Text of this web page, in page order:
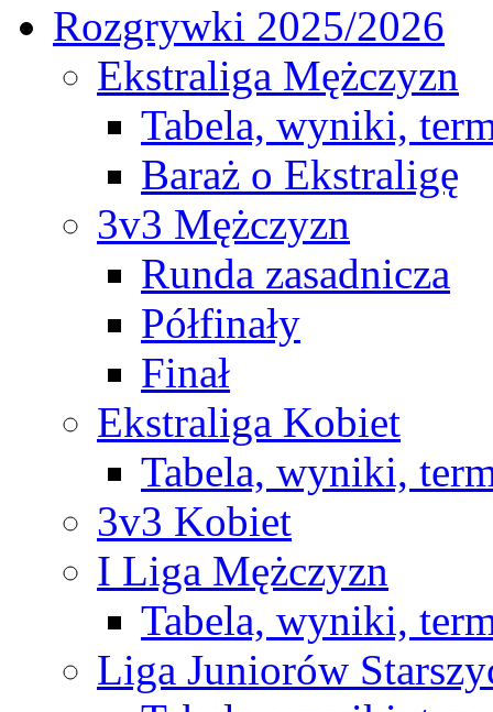
Rozgrywki 2025/2026
Ekstraliga Mężczyzn
Tabela, wyniki,
Baraż o Ekstraligę
3v3 Mężczyzn
Runda zasadnicza
Półfinały
Finał
Ekstraliga Kobiet
Tabela, wyniki,
3v3 Kobiet
I Liga Mężczyzn
Tabela, wyniki,
Liga Juniorów